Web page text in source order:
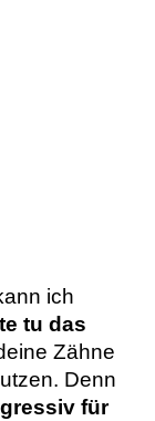
ich
tu das
Zähne
Denn
für